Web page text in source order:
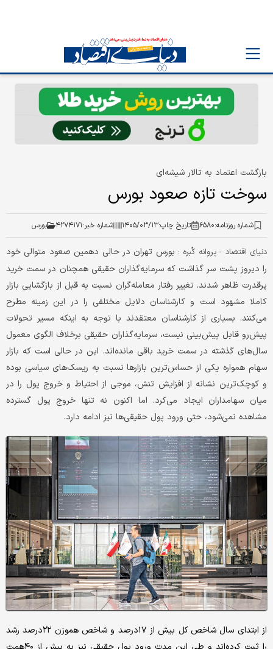
بازگشت اعتماد به تالار شیشه‌ای
سوخت تازه صعود بورس
شماره روزنامه:۶۵۸۰ تاریخ چاپ:۱۴۰۵/۰۳/۱۳ شماره خبر:۴۲۷۴۱۷۱ بورس
دنیای اقتصاد - پروانه کُبره : بورس تهران در حالی دهمین صعود متوالی خود
را دیروز پشت سر گذاشت که سرمایه‌گذاران حقیقی همچنان در سمت خرید
پرقدرت ظاهر شدند. تغییر رفتار معامله‌گران نسبت به قبل از بازگشایی بازار
کاملا مشهود است و کارشناسان دلایل مختلفی را در این زمینه مطرح
می‌کنند. بسیاری از کارشناسان معتقدند با توجه به اینکه مسیر تحولات
پیش‌رو قابل پیش‌بینی نیست، سرمایه‌گذاران حقیقی برخلاف الگوی معمول
سال‌های گذشته در سمت خرید باقی مانده‌اند. این در حالی است که بازار
سهام همواره یکی از حساس‌ترین بازارها نسبت به ریسک‌های سیاسی بوده
و کوچک‌ترین نشانه از افزایش تنش، موجی از احتیاط و خروج پول را در
میان سهامداران ایجاد می‌کرد. اما اکنون نه تنها خروج پول گسترده
مشاهده نمی‌شود، حتی ورود پول حقیقی‌ها نیز ادامه دارد.
از ابتدای سال شاخص کل بیش از ۱۷درصد و شاخص هموزن ۲۲درصد رشد